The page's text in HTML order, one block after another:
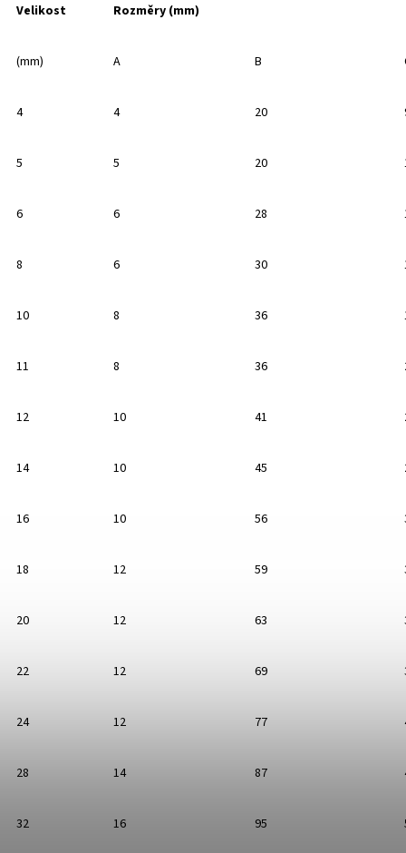
Velikost Rozměry (mm)
(mm) A B
4 4 20
5 5 20
6 6 28
8 6 30
10 8 36
11 8 36
12 10 41
14 10 45
16 10 56
18 12 59
20 12 63
22 12 69
24 12 77
28 14 87
32 16 95